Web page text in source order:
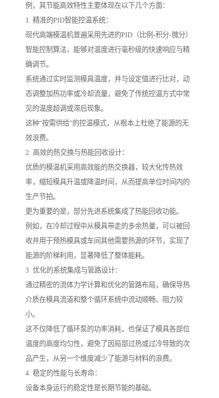
例，其节能高效特性主要体现在以下几个方面：
1. 精准的PID智能控温系统：
现代高端模温机普遍采用先进的PID（比例-积分-微分）
智能控制算法，能够对温度进行毫秒级的快速响应与精
确调节。
系统通过实时监测模具温度，并与设定值进行比对，动
态调整加热功率或冷却流量，避免了传统控温方式中常
见的温度超调或滞后现象。
这种“按需供给”的控温模式，从根本上杜绝了能源的无
效浪费。
2. 高效的热交换与热能回收设计：
优质的模温机采用高效能的热交换器，较大化传热效
率，缩短模具升温或降温时间，从而提高单位时间内的
生产节拍。
更为重要的是，部分先进系统集成了热能回收功能。
例如，在冷却过程中从模具带走的多余热量，可以被回
收并用于预热模具或车间其他需要热源的环节，实现了
能源的阶梯利用，显著降低了整体能耗。
3. 优化的系统集成与管路设计：
通过精密的流体力学计算和优化的管路布局，确保导热
介质在模具流道和整个循环系统中流动顺畅、阻力较
小。
这不仅降低了循环泵的功率消耗，也保证了模具各部位
温度的高度均匀性，避免了因局部过热或过冷导致的次
品产生，从另一个维度减少了能源与材料的浪费。
4. 稳定的性能与长寿命：
设备本身运行的稳定性是长期节能的基础。